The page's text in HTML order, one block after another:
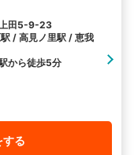
上田5-9-23
/ 高見ノ里駅 / 恵我
から徒歩5分
する